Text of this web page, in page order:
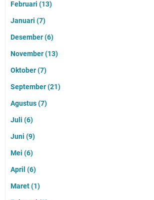
Februari (13)
Januari (7)
Desember(6)
November(13)
Oktober(7)
September(21)
Agustus(7)
Juli (6)
Juni (9)
Mei (6)
April (6)
Maret(1)